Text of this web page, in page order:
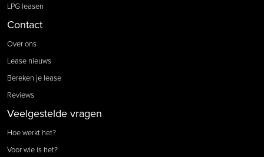
LPG leasen
Contact
Over ons
Lease nieuws
Bereken je lease
Reviews
Veelgestelde vragen
Hoe werkt het?
Voor wie is het?